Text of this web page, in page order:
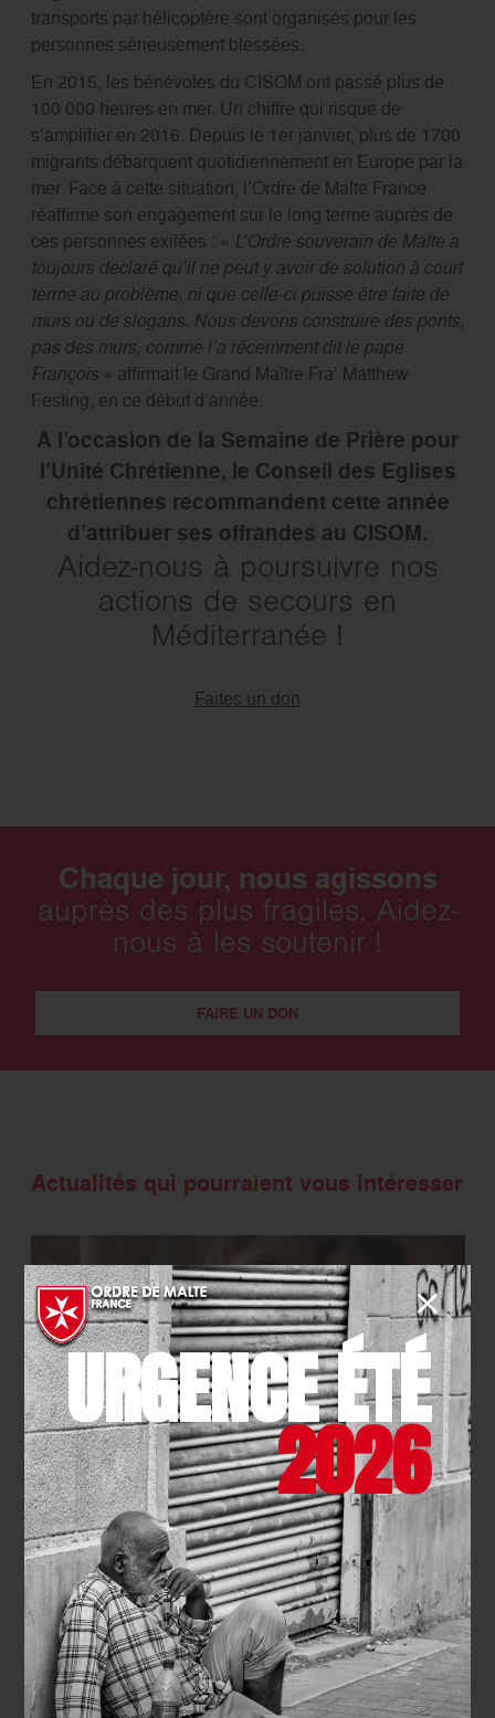
transports par hélicoptère sont organisés pour les
personnes sérieusement blessées.
En 2015, les bénévoles du CISOM ont passé plus de
100 000 heures en mer. Un chiffre qui risque de
s’amplifier en 2016. Depuis le 1er janvier, plus de 1700
migrants débarquent quotidiennement en Europe par la
mer. Face à cette situation, l’Ordre de Malte France
réaffirme son engagement sur le long terme auprès de
ces personnes exilées : « L’Ordre souverain de Malte a
toujours déclaré qu’il ne peut y avoir de solution à court
terme au problème, ni que celle-ci puisse être faite de
murs ou de slogans. Nous devons construire des ponts,
pas des murs, comme l’a récemment dit le pape
François» affirmait le Grand Maître Fra’ Matthew
Festing, en ce début d’année.
A l’occasion de la Semaine de Prière pour
l’Unité Chrétienne, le Conseil des Eglises
chrétiennes recommandent cette année
d’attribuer ses offrandes au CISOM.
Aidez-nous à poursuivre nos
actions de secours en
Méditerranée !
Faites un don
Chaque jour, nous agissons
auprès des plus fragiles. Aidez-
nous à les soutenir !
FAIRE UN DON
Actualités qui pourraient vous intéresser
SOLIDARITÉ- 22.07.2026
Camp des jeunes : handicap et
fraternité
EN SAVOIR PLUS
URGENCE ÉTÉ
2026